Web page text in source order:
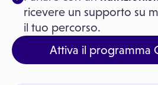
ricevere un supporto su
il tuo percorso.
Attiva il programma